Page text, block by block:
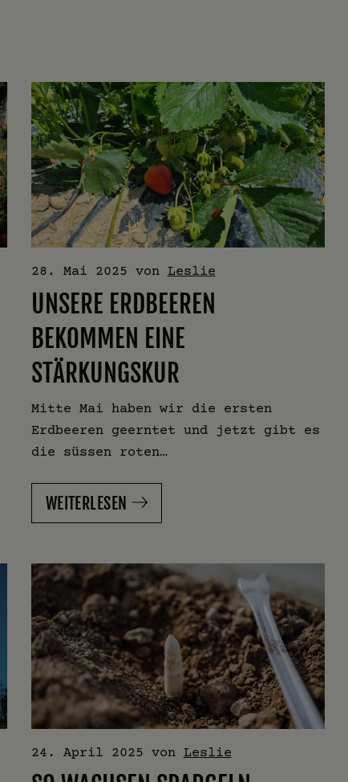
28. Mai 2025 von Leslie
UNSERE ERDBEEREN
BEKOMMEN EINE
STÄRKUNGSKUR
Mitte Mai haben wir die ersten
Erdbeeren geerntet und jetzt gibt es
die süssen roten…
WEITERLESEN
24. April 2025 von Leslie